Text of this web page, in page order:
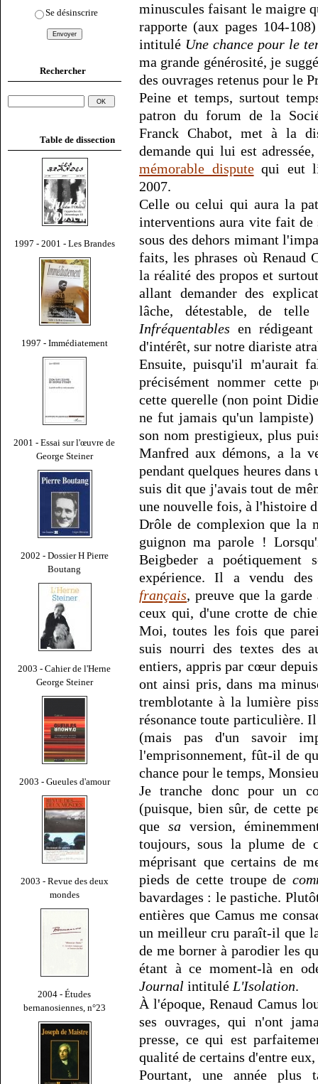
Se désinscrire
Rechercher
Table de dissection
1997 - 2001 - Les Brandes
1997 - Immédiatement
2001 - Essai sur l'œuvre de
George Steiner
2002 - Dossier H Pierre
Boutang
2003 - Cahier de l'Herne
George Steiner
2003 - Gueules d'amour
2003 - Revue des deux
mondes
2004 - Études
bernanosiennes, n°23
minuscules faisant le maigre
rapporte (aux pages 104-
intitulé Une chance pour le
ma grande générosité, je
des ouvrages retenus pour le
Peine et temps, surtout
patron du forum de la
Franck Chabot, met à la
demande qui lui est
mémorable disputequi eut
2007.
Celle ou celui qui aura la
interventions aura vite fait
sous des dehors mimant
faits, les phrases où Renaud
la réalité des propos et
allant demander des
lâche, détestable, de
Infréquentables en
d'intérêt, sur notre diariste
Ensuite, puisqu'il m'aurait
précisément nommer cette
cette querelle (non point
ne fut jamais qu'un
son nom prestigieux, plus
Manfred aux démons, a la
pendant quelques heures
suis dit que j'avais tout de
une nouvelle fois, à l'histoire
Drôle de complexion que la
guignon ma parole !
Beigbeder a
expérience. Il a vendu
français, preuve que la
ceux qui, d'une crotte de
Moi, toutes les fois que
suis nourri des textes des
entiers, appris par cœur
ont ainsi pris, dans ma
tremblotante à la lumière
résonance toute particulière.
(mais pas d'un savoir
l'emprisonnement, fût-il de
chance pour le temps,
Je tranche donc pour un
(puisque, bien sûr, de cette
que saversion,
toujours, sous la plume de
méprisant que certains de
pieds de cette troupe de
bavardages : le pastiche.
entières que Camus me
un meilleur cru paraît-il que
de me borner à parodier les
étant à ce moment-là en
Journal intitulé L'Isolation.
À l'époque, Renaud Camus
ses ouvrages, qui n'ont
presse, ce qui est
qualité de certains d'entre
Pourtant, une année